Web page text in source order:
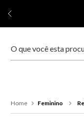
Feminino
1 º relógio